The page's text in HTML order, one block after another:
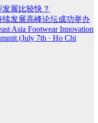
展比较快？
发展高峰论坛成功举办
Asia Footwear Innovation
(July 7th · Ho Chi